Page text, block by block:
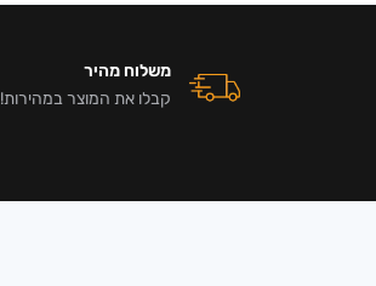
משלוח מהיר
קבלו את המוצר במהירות!